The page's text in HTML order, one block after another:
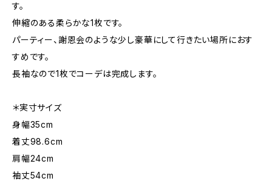
す。
伸縮のある柔らかな1枚です。
パーティー、謝恩会のような少し豪華にして行きたい場所におす
すめです。
長袖なので1枚でコーデは完成します。
＊実寸サイズ
身幅35cm
着丈98.6cm
肩幅24cm
袖丈54cm